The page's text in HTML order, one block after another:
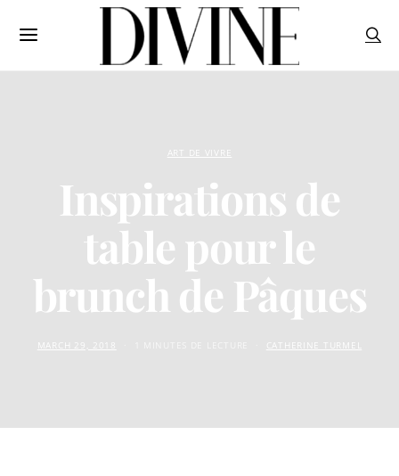
ART DE VIVRE
Inspirations de
table pour le
brunch de Pâques
MARCH 29, 2018 CATHERINE TURMEL